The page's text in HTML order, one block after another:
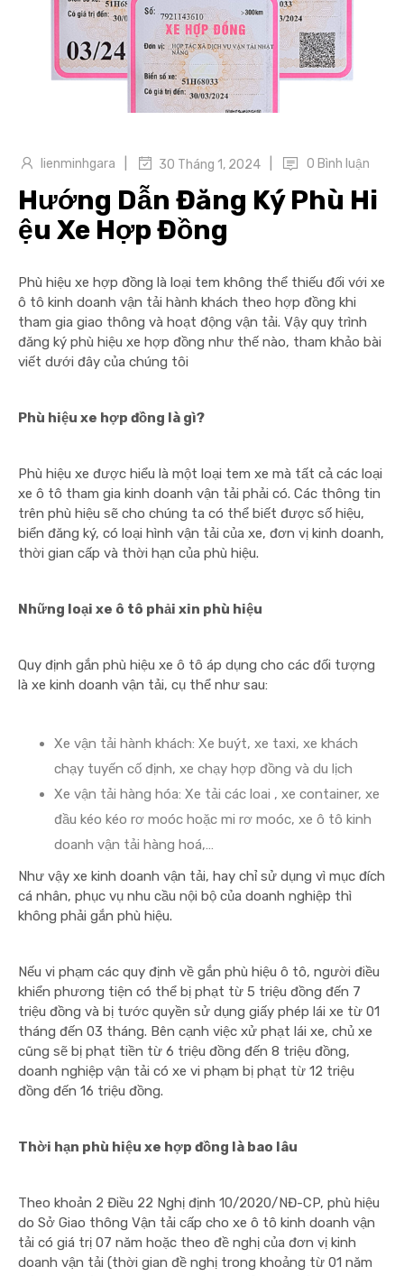
lienminhgara 30 Tháng 1, 2024 0 Bình luận
Hướng Dẫn Đăng Ký Phù Hi
ệu Xe Hợp Đồng
Phù hiệu xe hợp đồng là loại tem không thể thiếu đối với xe
ô tô kinh doanh vận tải hành khách theo hợp đồng khi
tham gia giao thông và hoạt động vận tải. Vậy quy trình
đăng ký phù hiệu xe hợp đồng như thế nào, tham khảo bài
viết dưới đây của chúng tôi
Phù hiệu xe hợp đồng là gì?
Phù hiệu xe được hiểu là một loại tem xe mà tất cả các loại
xe ô tô tham gia kinh doanh vận tải phải có. Các thông tin
trên phù hiệu sẽ cho chúng ta có thể biết được số hiệu,
biển đăng ký, có loại hình vận tải của xe, đơn vị kinh doanh,
thời gian cấp và thời hạn của phù hiệu.
Những loại xe ô tô phải xin phù hiệu
Quy định gắn phù hiệu xe ô tô áp dụng cho các đối tượng
là xe kinh doanh vận tải, cụ thể như sau:
Xe vận tải hành khách: Xe buýt, xe taxi, xe khách
chạy tuyến cố định, xe chạy hợp đồng và du lịch
Xe vận tải hàng hóa: Xe tải các loai , xe container, xe
đầu kéo kéo rơ moóc hoặc mi rơ moóc, xe ô tô kinh
doanh vận tải hàng hoá,…
Như vậy xe kinh doanh vận tải, hay chỉ sử dụng vì mục đích
cá nhân, phục vụ nhu cầu nội bộ của doanh nghiệp thì
không phải gắn phù hiệu.
Nếu vi phạm các quy định về gắn phù hiệu ô tô, người điều
khiển phương tiện có thể bị phạt từ 5 triệu đồng đến 7
triệu đồng và bị tước quyền sử dụng giấy phép lái xe từ 01
tháng đến 03 tháng. Bên cạnh việc xử phạt lái xe, chủ xe
cũng sẽ bị phạt tiền từ 6 triệu đồng đến 8 triệu đồng,
doanh nghiệp vận tải có xe vi phạm bị phạt từ 12 triệu
đồng đến 16 triệu đồng.
Thời hạn phù hiệu xe hợp đồng là bao lâu
Theo khoản 2 Điều 22 Nghị định 10/2020/NĐ-CP, phù hiệu
do Sở Giao thông Vận tải cấp cho xe ô tô kinh doanh vận
tải có giá trị 07 năm hoặc theo đề nghị của đơn vị kinh
doanh vận tải (thời gian đề nghị trong khoảng từ 01 năm